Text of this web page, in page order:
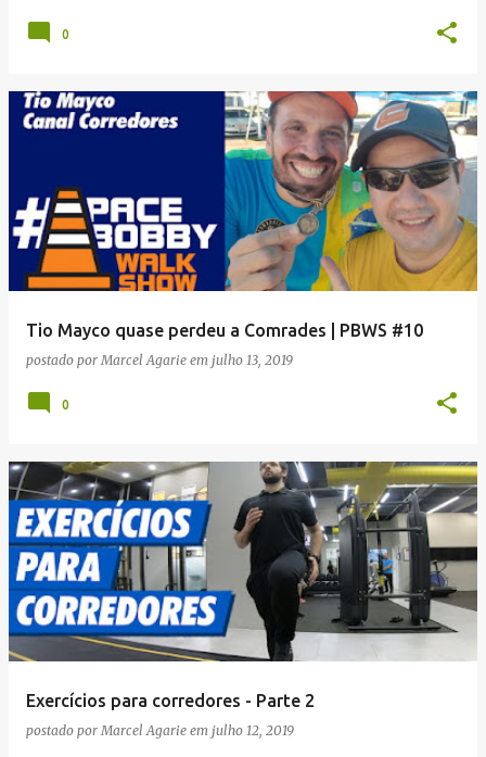
0
Tio Mayco quase perdeu a Comrades | PBWS #10
postado porMarcel Agarie em julho 13, 2019
0
Exercícios para corredores - Parte 2
postado porMarcel Agarie em julho 12, 2019